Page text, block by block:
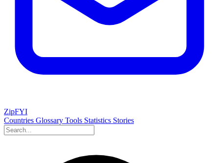
ZipFYI
Countries Glossary Tools Statistics Stories